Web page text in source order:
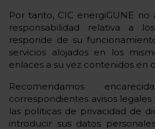
Por tanto, CIC energiGUNE
responsabilidad relativa a
responde de su
servicios alojados en los
enlaces a su vez contenidos en
Recomendamos
correspondientes avisos
las políticas de privacidad de
introducir sus datos